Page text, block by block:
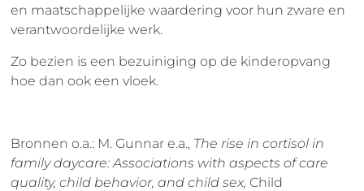
en maatschappelijke waardering voor hun zware en
verantwoordelijke werk.
Zo bezien is een bezuiniging op de kinderopvang
hoe dan ook een vloek.
Bronnen o.a.: M. Gunnar e.a., The rise in cortisol in
family daycare: Associations with aspects of care
quality, child behavior, and child sex, Child